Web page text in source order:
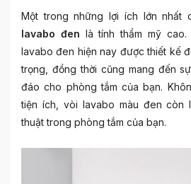
Một trong những lợi ích lớn nhất
lavabo đen là tính thẩm mỹ
lavabo đen hiện nay được thiết kế
trọng, đồng thời cũng mang đến
đáo cho phòng tắm của bạn.
tiện ích, vòi lavabo màu đen còn
thuật trong phòng tắm của bạn.